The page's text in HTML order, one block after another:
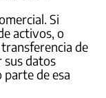
Si
activos, o
de
sus datos
parte de esa